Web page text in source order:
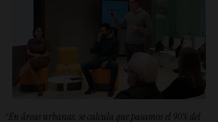
“En áreas urbanas, se calcula que pasamos el 90% del